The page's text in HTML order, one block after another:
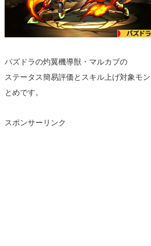
パズドラの灼翼機導獣・マルカブの
ステータス簡易評価とスキル上げ対象モ
とめです。
スポンサーリンク